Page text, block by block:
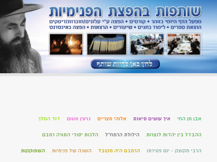
אבן מן החי איך עושים סיאנס אלוהי מצריים גרעין אטום דוד המלך
ההבדל בין יהדות לנצרות הילולת הרמח"ל הלכות יסודי התורה רמבם
הרבי מקוצק - יום פטירתו הרמבם היה מקובל השגה של פנימיות השתוקקות